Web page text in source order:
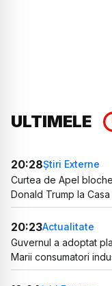
ULTIMELE
20:28Știri Externe
Curtea de Apel
Donald Trump la Casa
20:23Actualitate
Guvernul a adoptat
Marii consumatori